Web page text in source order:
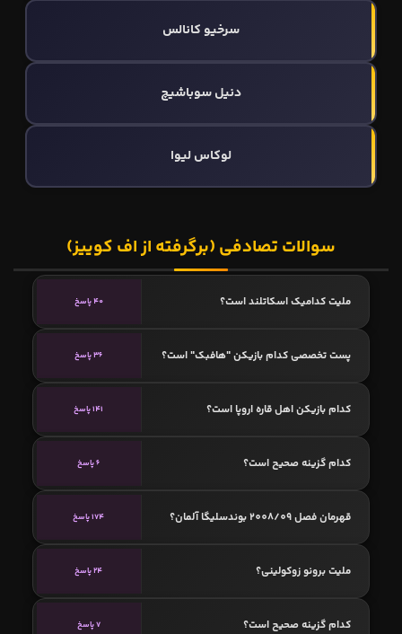
سرخیو کانالس
دنیل سوباشیچ
لوکاس لیوا
سوالات تصادفی (برگرفته از اف کوییز)
ملیت کدامیک اسکاتلند است؟ 40 پاسخ
پست تخصصی کدام بازیکن "هافبک" است؟ 36 پاسخ
کدام بازیکن اهل قاره اروپا است؟ 141 پاسخ
کدام گزینه صحیح است؟ 6 پاسخ
قهرمان فصل 2008/09 بوندسلیگا آلمان؟ 174 پاسخ
ملیت برونو زوکولینی؟ 24 پاسخ
کدام گزینه صحیح است؟ 7 پاسخ